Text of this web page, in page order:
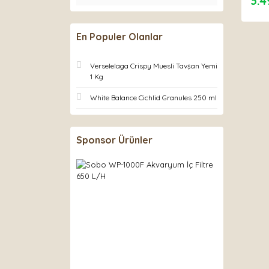
En Populer Olanlar
Verselelaga Crispy Muesli Tavşan Yemi
1 Kg
White Balance Cichlid Granules 250 ml
Sponsor Ürünler